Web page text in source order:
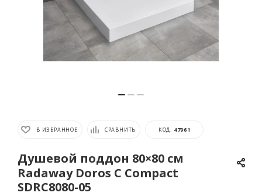
В ИЗБРАННОЕ СРАВНИТЬ КОД: 47961
Душевой поддон 80×80 см
Radaway Doros C Compact
SDRC8080-05